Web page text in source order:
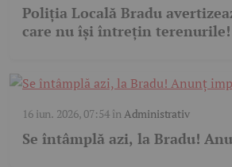
Poliția Locală Bradu
care nu își întrețin terenurile!
16 iun. 2026, 07:54înAdministrativ
Se întâmplă azi, la Bradu!